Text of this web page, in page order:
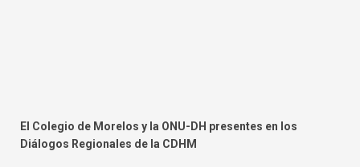
El Colegio de Morelos y la ONU-DH presentes en los
Diálogos Regionales de la CDHM